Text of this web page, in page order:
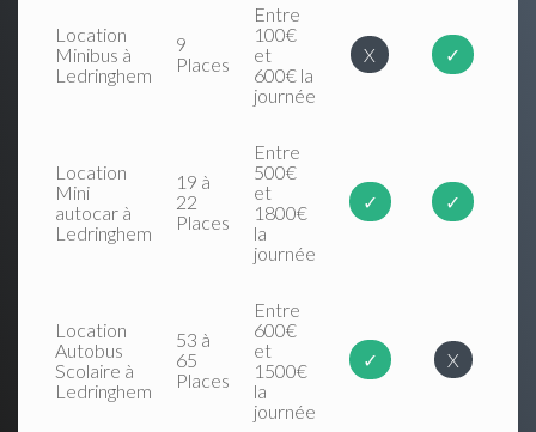
Location
Minibus à
Ledringhem
9
Places
Entre
100€
et
600€ la
journée
X ✓
Location
Mini
autocar à
Ledringhem
19 à
22
Places
Entre
500€
et
1800€
la
journée
✓ ✓
Location
Autobus
Scolaire à
Ledringhem
53 à
65
Places
Entre
600€
et
1500€
la
journée
✓ X